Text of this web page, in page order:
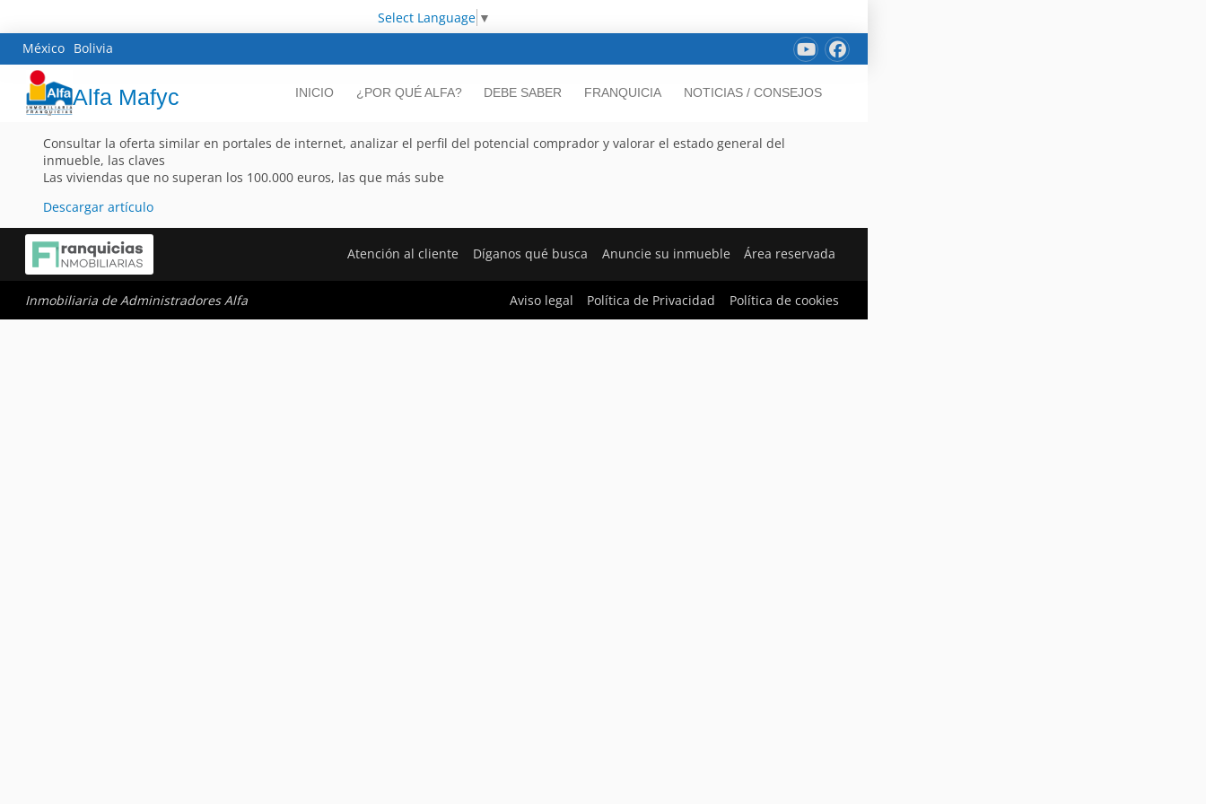
Select Language ▼
México Bolivia
Alfa Mafyc INICIO ¿POR QUÉ ALFA? DEBE SABER FRANQUICIA NOTICIAS / CONSEJOS
Consultar la oferta similar en portales de internet, analizar el perfil del potencial comprador y valorar el estado general del
inmueble, las claves
Las viviendas que no superan los 100.000 euros, las que más sube
Descargar artículo
Atención al cliente Díganos qué busca Anuncie su inmueble Área reservada
Inmobiliaria de Administradores Alfa Aviso legal Política de Privacidad Política de cookies